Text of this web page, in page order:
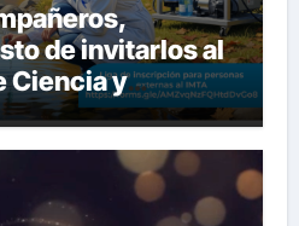
de invitarlos al
Ciencia y
Si
dejamos
se inscriban: